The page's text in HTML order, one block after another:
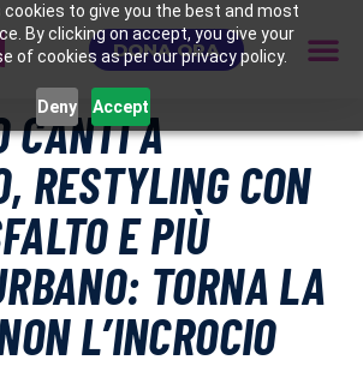
to give you the best and most
By clicking on accept, you give your
of cookies as per our privacy policy.
Deny Accept
DONA ORA
CANTI A
RESTYLING CON
E PIÙ
TORNA LA
L’INCROCIO